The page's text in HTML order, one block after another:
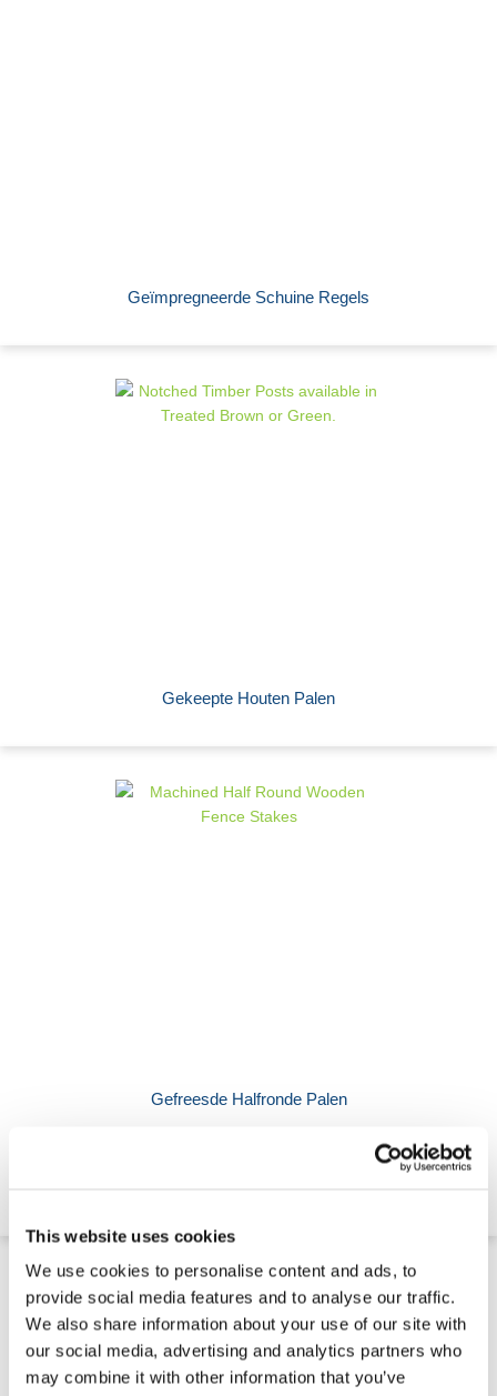
This website uses cookies
We use cookies to personalise content and ads, to
provide social media features and to analyse our traffic.
We also share information about your use of our site with
our social media, advertising and analytics partners who
may combine it with other information that you’ve
Geïmpregneerde Schuine Regels
Gekeepte Houten Palen
Gefreesde Halfronde Palen